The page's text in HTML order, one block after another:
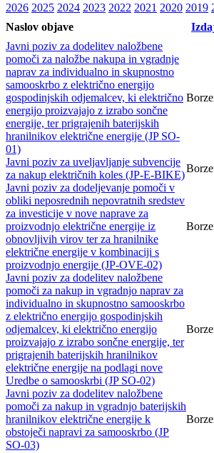
2026 2025 2024 2023 2022 2021 2020 2019
Naslov objave
Javni poziv za dodelitev naložbene
pomoči za naložbe nakupa in vgradnje
naprav za individualno in skupnostno
samooskrbo z električno energijo
gospodinjskih odjemalcev, ki električno
energijo proizvajajo z izrabo sončne
energije, ter prigrajenih baterijskih
hranilnikov električne energije (JP SO-
01)
Javni poziv za uveljavljanje subvencije
za nakup električnih koles (JP-E-BIKE)
Javni poziv za dodeljevanje pomoči v
obliki neposrednih nepovratnih sredstev
za investicije v nove naprave za
proizvodnjo električne energije iz
obnovljivih virov ter za hranilnike
električne energije v kombinaciji s
proizvodnjo energije (JP-OVE-02)
Javni poziv za dodelitev naložbene
pomoči za nakup in vgradnjo naprav za
individualno in skupnostno samooskrbo
z električno energijo gospodinjskih
odjemalcev, ki električno energijo
proizvajajo z izrabo sončne energije, ter
prigrajenih baterijskih hranilnikov
električne energije na podlagi nove
Uredbe o samooskrbi (JP SO-02)
Javni poziv za dodelitev naložbene
pomoči za nakup in vgradnjo baterijskih
hranilnikov električne energije k
obstoječi napravi za samooskrbo (JP
SO-03)